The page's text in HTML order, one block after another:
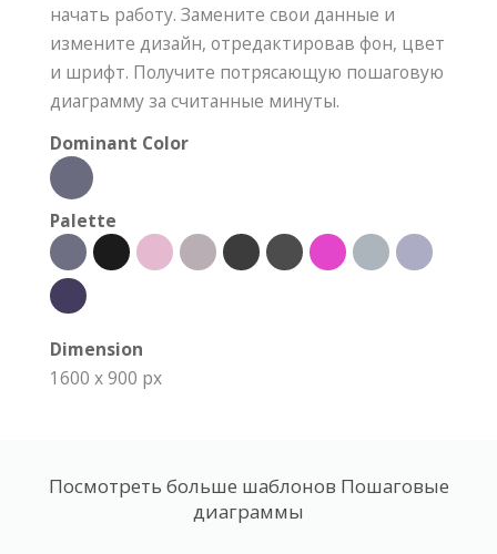
начать работу. Замените свои данные и
измените дизайн, отредактировав фон, цвет
и шрифт. Получите потрясающую пошаговую
диаграмму за считанные минуты.
Dominant Color
Palette
Dimension
1600 x 900 px
Посмотреть больше шаблонов Пошаговые
диаграммы